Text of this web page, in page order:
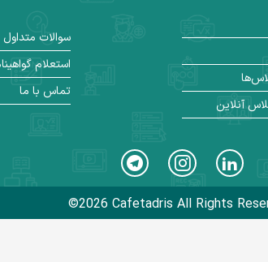
آنلاین
سوالات متداول
استعلام
تماس با ما
©2026 Cafetadris All Rights